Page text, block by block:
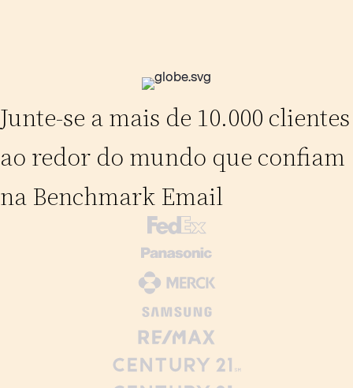
Junte-se a mais de 10.000 clientes
ao redor do mundo que confiam
na Benchmark Email